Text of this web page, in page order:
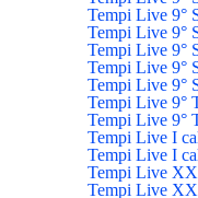
Tempi Live 9°
Tempi Live 9°
Tempi Live 9°
Tempi Live 9°
Tempi Live 9°
Tempi Live 9°
Tempi Live 9°
Tempi Live I
Tempi Live I
Tempi Live
Tempi Live